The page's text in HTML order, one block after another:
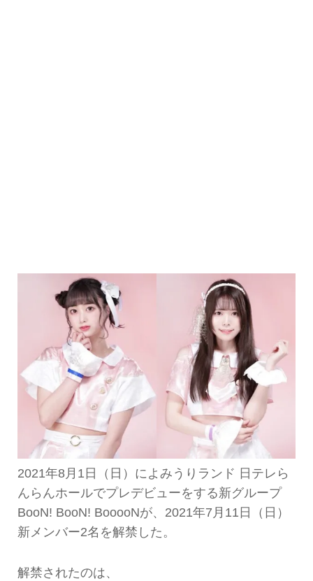
2021年8月1日（日）によみうりランド 日テレら
んらんホールでプレデビューをする新グループ
BooN! BooN! BooooNが、2021年7月11日（日）
新メンバー2名を解禁した。
解禁されたのは、